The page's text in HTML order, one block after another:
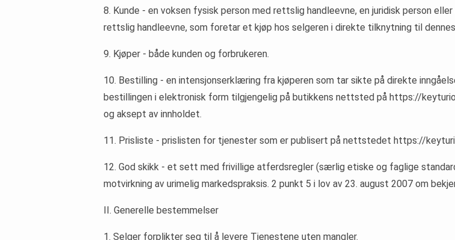
8. Kunde - en voksen fysisk person med rettslig handleevne, en juridisk person
rettslig handleevne, som foretar et kjøp hos selgeren i direkte tilknytning til
9. Kjøper - både kunden og forbrukeren.
10. Bestilling - en intensjonserklæring fra kjøperen som tar sikte på direkte
bestillingen i elektronisk form tilgjengelig på butikkens nettsted på https://
og aksept av innholdet.
11. Prisliste - prislisten for tjenester som er publisert på nettstedet https://
12. God skikk - et sett med frivillige atferdsregler (særlig etiske og faglige
motvirkning av urimelig markedspraksis. 2 punkt 5 i lov av 23. august 2007 om
II. Generelle bestemmelser
1. Selger forplikter seg til å levere Tjenestene uten mangler.